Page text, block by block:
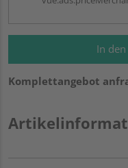
In
Komplettangebot